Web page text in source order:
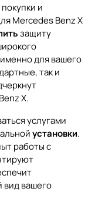
и
Mercedes Benz X
защиту
для вашего
так и
X.
услугами
установки.
работы с
вид вашего